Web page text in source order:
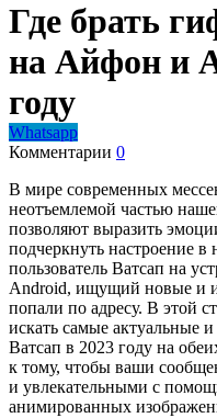
Где брать
на Айфон и
году
Whatsapp
Комментарии 0
В мире современных
неотъемлемой частью
позволяют выразить
подчеркнуть настроение
пользователь Ватсап на
Android, ищущий новые и
попали по адресу. В этой
искать самые актуальные
Ватсап в 2023 году на
к тому, чтобы ваши
и увлекательными с
анимированных